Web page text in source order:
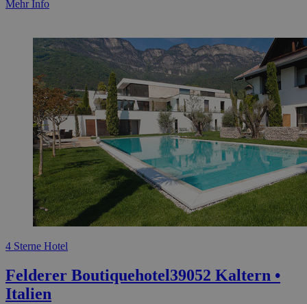
Mehr Info
4 Sterne Hotel
Felderer Boutiquehotel39052 Kaltern •
Italien